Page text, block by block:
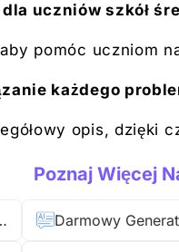
uczniów szkół
pomóc uczniom
każdego
opis, dzięki
Poznaj Więcej
Księgowe Darmowy